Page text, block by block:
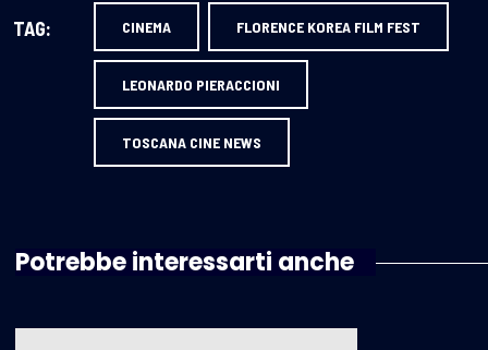
TAG: CINEMA FLORENCE KOREA FILM FEST
LEONARDO PIERACCIONI
TOSCANA CINE NEWS
Potrebbe interessarti anche